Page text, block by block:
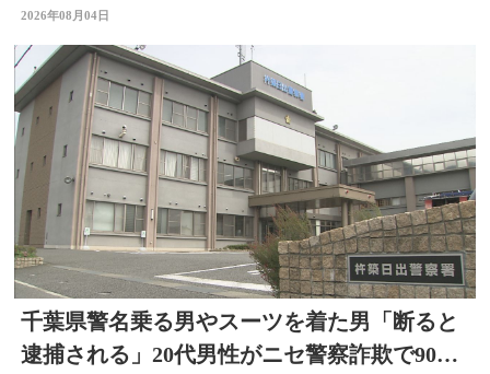
キッチン別府ちゃん～
2026年08月04日
千葉県警名乗る男やスーツを着た男「断ると
逮捕される」20代男性がニセ警察詐欺で90万